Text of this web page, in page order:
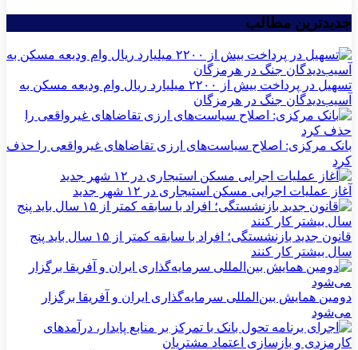
جدیدترین مطالب
تسهیل در پرداخت بیش از ۲۲۰۰ میلیارد ریال وام ودیعه مسکن به
آسیب‌دیدگان جنگ در هرمزگان
بانک مرکزی: اصلاح سیاست‌های ارزی تقاضاهای غیرواقعی را حذف
کرد
آغاز عملیات اجرایی مسکن استیجاری در ۱۲ شهر جدید
قانون جدید بازنشستگی؛ افراد با سابقه کمتر از ۱۵ سال باید پنج
سال بیشتر کار کنند
دومین همایش بین‌المللی سرمایه‌گذاری ایران و آفریقا برگزار
می‌شود